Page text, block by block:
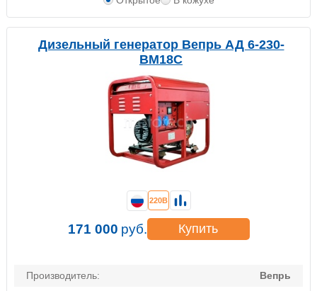
Дизельный генератор Вепрь АД 6-230-
ВМ18C
Производитель:
Вепрь
220В
171 000 руб. Купить